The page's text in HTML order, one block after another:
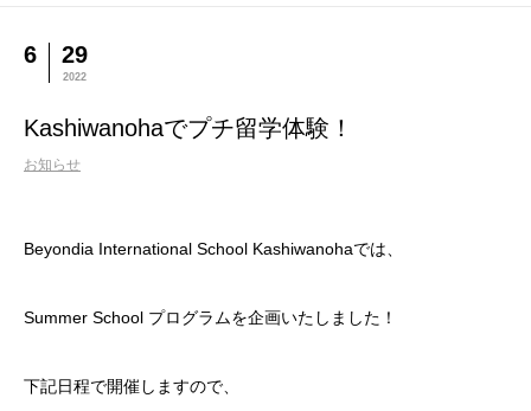
6 29
2022
Kashiwanohaでプチ留学体験！
お知らせ
Beyondia International School Kashiwanohaでは、
Summer School プログラムを企画いたしました！
下記日程で開催しますので、